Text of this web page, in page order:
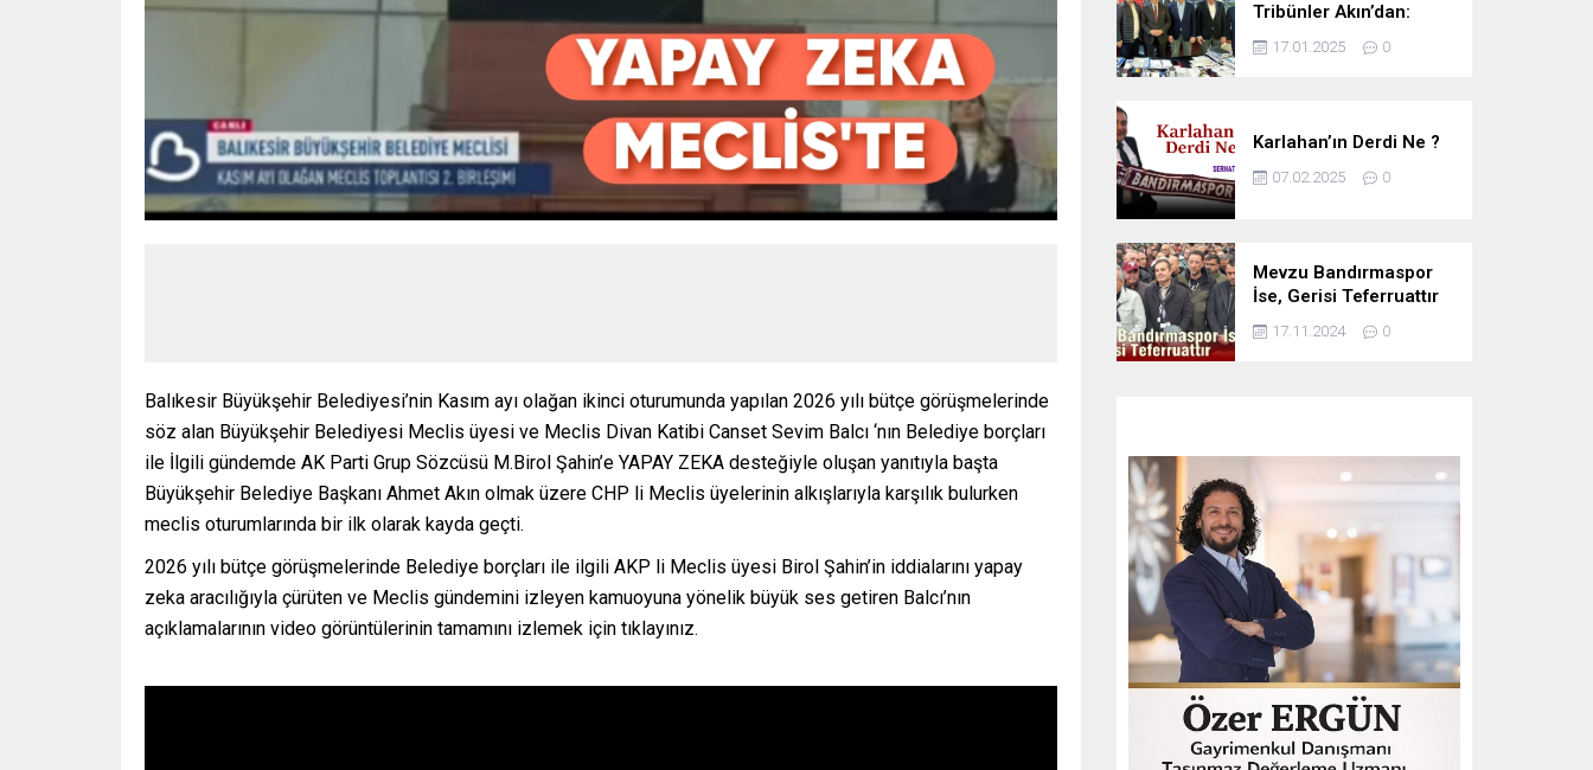
Balıkesir Büyükşehir Belediyesi’nin Kasım ayı olağan ikinci oturumunda yapılan 2026 yılı bütçe görüşmelerinde
söz alan Büyükşehir Belediyesi Meclis üyesi ve Meclis Divan Katibi Canset Sevim Balcı ‘nın Belediye borçları
ile İlgili gündemde AK Parti Grup Sözcüsü M.Birol Şahin’e YAPAY ZEKA desteğiyle oluşan yanıtıyla başta
Büyükşehir Belediye Başkanı Ahmet Akın olmak üzere CHP li Meclis üyelerinin alkışlarıyla karşılık bulurken
meclis oturumlarında bir ilk olarak kayda geçti.
2026 yılı bütçe görüşmelerinde Belediye borçları ile ilgili AKP li Meclis üyesi Birol Şahin’in iddialarını yapay
zeka aracılığıyla çürüten ve Meclis gündemini izleyen kamuoyuna yönelik büyük ses getiren Balcı’nın
açıklamalarının video görüntülerinin tamamını izlemek için tıklayınız.
Tribünler Akın’dan:
Geriye Bakanlık Kaldı.
17.01.2025 0
Karlahan’ın Derdi Ne ?
07.02.2025 0
Mevzu Bandırmaspor
İse, Gerisi Teferruattır
17.11.2024 0